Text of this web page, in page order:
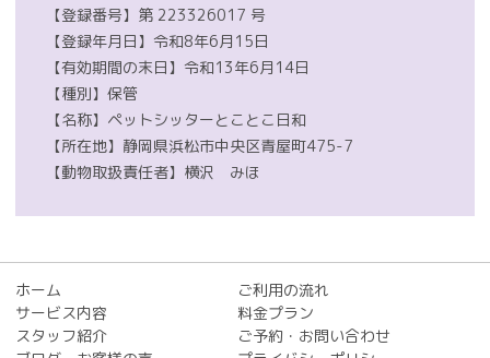
【登録番号】第 223326017 号
【登録年月日】令和8年6月15日
【有効期間の末日】令和13年6月14日
【種別】保管
【名称】ペットシッターとことこ日和
【所在地】静岡県浜松市中央区青屋町475-7
【動物取扱責任者】横沢 みほ
ホーム
ご利用の流れ
サービス内容
料金プラン
スタッフ紹介
ご予約・お問い合わせ